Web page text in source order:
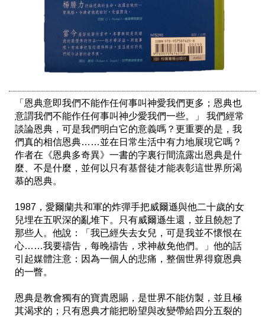
「恩典意即我們不能作任何事叫神愛我們更多；恩典也
意謂我們不能作任何事叫神少愛我們一些。」 我們經常
談論恩典，可是我們明白它的意義嗎？更重要的是，我
們真的相信恩典……並在日常生活中有力地展現它嗎？
作者在《恩典多奇異》一書的字裏行間流露出恩典是什
麼、不是什麼，並何以只有基督徒才能表彰這世界所渴
慕的恩典。
1987，愛爾蘭共和軍的炸彈手把威爾遜與他二十歲的女
兒埋在五呎深的亂堆下。只有威爾遜生還，並且饒恕了
那些人。他說：「我已經失去女兒，可是我並不懷恨在
心……我要禱告，每晚禱告，求神赦免他們。」他的話
引起媒體注意：因為一個人的悲痛，整個世界得窺恩典
的一瞥。
恩典是教會獨有的寶貴恩賜，是世界不能仿製，並且極
其渴求的；只有恩典才能把盼望與改變帶給四分五裂的